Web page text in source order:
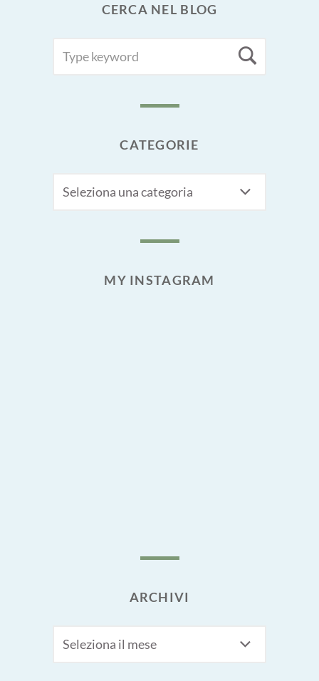
CERCA NEL BLOG
FOR:
CATEGORIE
MY INSTAGRAM
ARCHIVI